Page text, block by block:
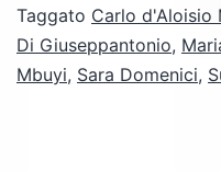
Taggato Carlo d'Aloisio
Di Giuseppantonio,
Mbuyi, Sara Domenici,